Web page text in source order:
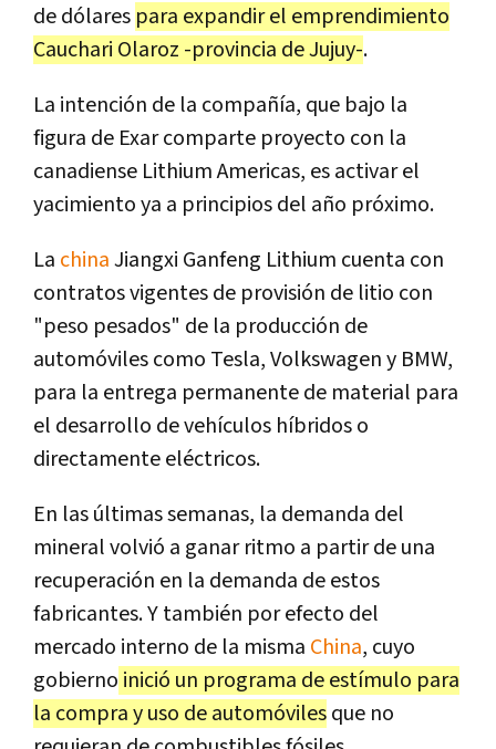
de dólares para expandir el emprendimiento
Cauchari Olaroz -provincia de Jujuy-.
La intención de la compañía, que bajo la
figura de Exar comparte proyecto con la
canadiense Lithium Americas, es activar el
yacimiento ya a principios del año próximo.
La chinaJiangxi Ganfeng Lithium cuenta con
contratos vigentes de provisión de litio con
"peso pesados" de la producción de
automóviles como Tesla, Volkswagen y BMW,
para la entrega permanente de material para
el desarrollo de vehículos híbridos o
directamente eléctricos.
En las últimas semanas, la demanda del
mineral volvió a ganar ritmo a partir de una
recuperación en la demanda de estos
fabricantes. Y también por efecto del
mercado interno de la misma China, cuyo
gobierno inició un programa de estímulo para
la compra y uso de automóvilesque no